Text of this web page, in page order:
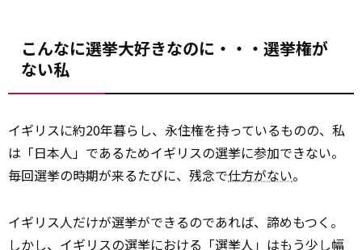
こんなに選挙大好きなのに・・・選挙権が
ない私
イギリスに約20年暮らし、永住権を持っているものの、私
は「日本人」であるためイギリスの選挙に参加できない。
毎回選挙の時期が来るたびに、残念で仕方がない。
イギリス人だけが選挙ができるのであれば、諦めもつく。
しかし、イギリスの選挙における「選挙人」はもう少し幅